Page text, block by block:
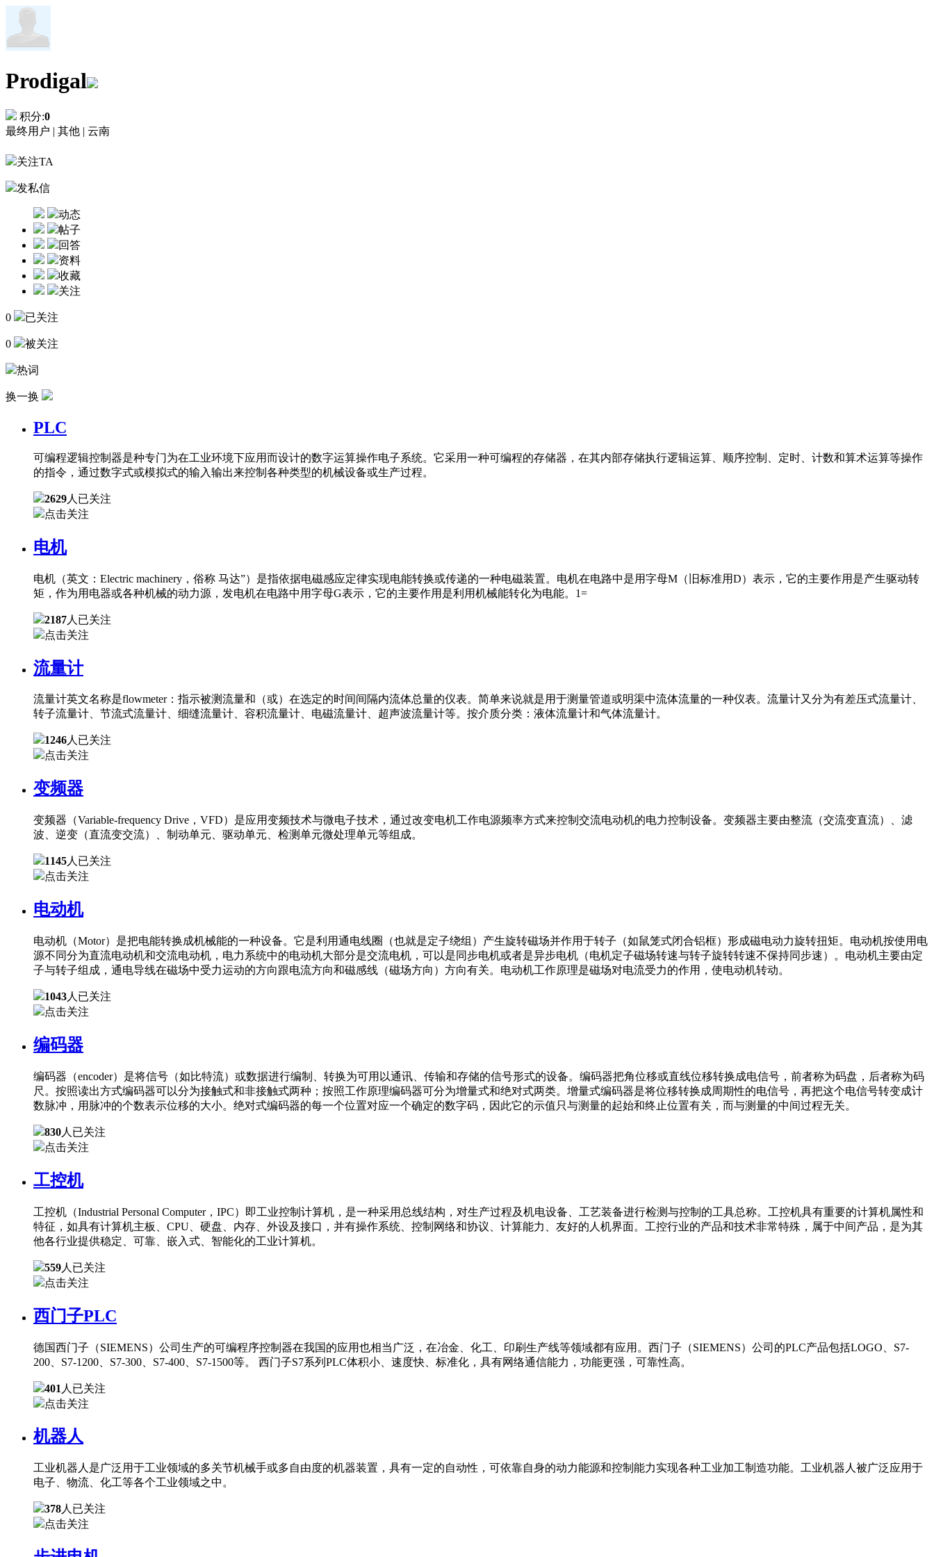
Prodigal
积分:0
最终用户 | 其他 | 云南
关注TA
发私信
动态
帖子
回答
资料
收藏
关注
0 已关注
0 被关注
热词
换一换
PLC
可编程逻辑控制器是种专门为在工业环境下应用而设计的数字运算操作电子系统。它采用一种可编程的存储器，在其内部存储执行逻辑运算、顺序控制、定时、计数和算术运算等操作
的指令，通过数字式或模拟式的输入输出来控制各种类型的机械设备或生产过程。
2629人已关注
点击关注
电机
电机（英文：Electric machinery，俗称 马达”）是指依据电磁感应定律实现电能转换或传递的一种电磁装置。电机在电路中是用字母M（旧标准用D）表示，它的主要作用是产生驱动转
矩，作为用电器或各种机械的动力源，发电机在电路中用字母G表示，它的主要作用是利用机械能转化为电能。1=
2187人已关注
点击关注
流量计
流量计英文名称是flowmeter：指示被测流量和（或）在选定的时间间隔内流体总量的仪表。简单来说就是用于测量管道或明渠中流体流量的一种仪表。流量计又分为有差压式流量计、
转子流量计、节流式流量计、细缝流量计、容积流量计、电磁流量计、超声波流量计等。按介质分类：液体流量计和气体流量计。
1246人已关注
点击关注
变频器
变频器（Variable-frequency Drive，VFD）是应用变频技术与微电子技术，通过改变电机工作电源频率方式来控制交流电动机的电力控制设备。变频器主要由整流（交流变直流）、滤
波、逆变（直流变交流）、制动单元、驱动单元、检测单元微处理单元等组成。
1145人已关注
点击关注
电动机
电动机（Motor）是把电能转换成机械能的一种设备。它是利用通电线圈（也就是定子绕组）产生旋转磁场并作用于转子（如鼠笼式闭合铝框）形成磁电动力旋转扭矩。电动机按使用电
源不同分为直流电动机和交流电动机，电力系统中的电动机大部分是交流电机，可以是同步电机或者是异步电机（电机定子磁场转速与转子旋转转速不保持同步速）。电动机主要由定
子与转子组成，通电导线在磁场中受力运动的方向跟电流方向和磁感线（磁场方向）方向有关。电动机工作原理是磁场对电流受力的作用，使电动机转动。
1043人已关注
点击关注
编码器
编码器（encoder）是将信号（如比特流）或数据进行编制、转换为可用以通讯、传输和存储的信号形式的设备。编码器把角位移或直线位移转换成电信号，前者称为码盘，后者称为码
尺。按照读出方式编码器可以分为接触式和非接触式两种；按照工作原理编码器可分为增量式和绝对式两类。增量式编码器是将位移转换成周期性的电信号，再把这个电信号转变成计
数脉冲，用脉冲的个数表示位移的大小。绝对式编码器的每一个位置对应一个确定的数字码，因此它的示值只与测量的起始和终止位置有关，而与测量的中间过程无关。
830人已关注
点击关注
工控机
工控机（Industrial Personal Computer，IPC）即工业控制计算机，是一种采用总线结构，对生产过程及机电设备、工艺装备进行检测与控制的工具总称。工控机具有重要的计算机属性和
特征，如具有计算机主板、CPU、硬盘、内存、外设及接口，并有操作系统、控制网络和协议、计算能力、友好的人机界面。工控行业的产品和技术非常特殊，属于中间产品，是为其
他各行业提供稳定、可靠、嵌入式、智能化的工业计算机。
559人已关注
点击关注
西门子PLC
德国西门子（SIEMENS）公司生产的可编程序控制器在我国的应用也相当广泛，在冶金、化工、印刷生产线等领域都有应用。西门子（SIEMENS）公司的PLC产品包括LOGO、S7-
200、S7-1200、S7-300、S7-400、S7-1500等。 西门子S7系列PLC体积小、速度快、标准化，具有网络通信能力，功能更强，可靠性高。
401 人已关注
点击关注
机器人
工业机器人是广泛用于工业领域的多关节机械手或多自由度的机器装置，具有一定的自动性，可依靠自身的动力能源和控制能力实现各种工业加工制造功能。工业机器人被广泛应用于
电子、物流、化工等各个工业领域之中。
378人已关注
点击关注